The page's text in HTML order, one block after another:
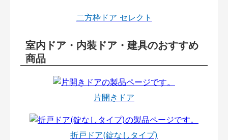
二方枠ドア セレクト
室内ドア・内装ドア・建具のおすすめ
商品
片開きドア
折戸ドア(錠なしタイプ)